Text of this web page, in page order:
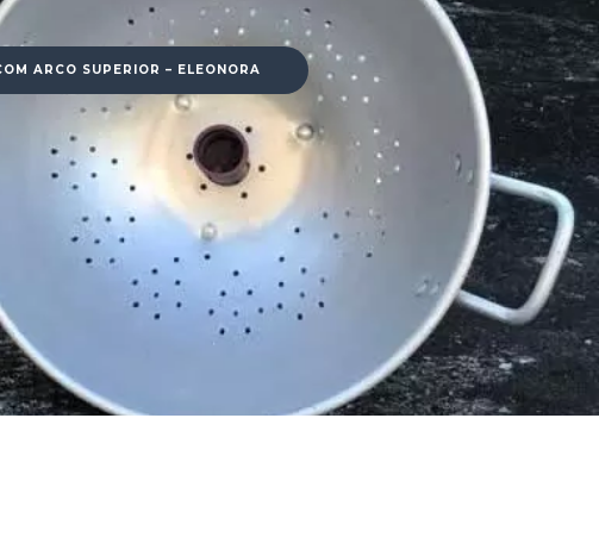
ARCO SUPERIOR – ELEONORA